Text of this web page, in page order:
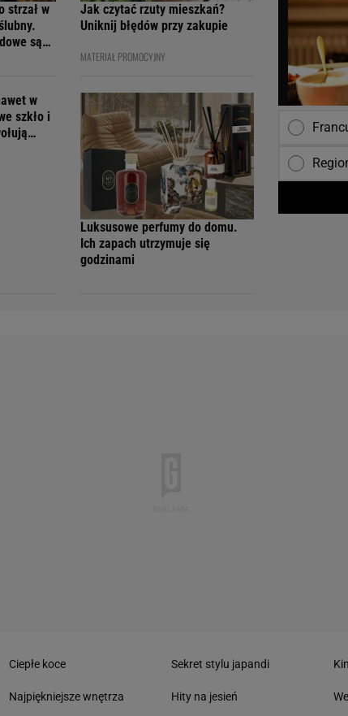
strzał w
są
Jak czytać rzuty mieszkań?
Uniknij błędów przy zakupie
MATERIAŁ PROMOCYJNY
w
szkło i
Luksusowe perfumy do domu.
Ich zapach utrzymuje się
godzinami
Ciepłe koce
Najpiękniejsze wnętrza
Sekret stylu japandi
Hity na jesień